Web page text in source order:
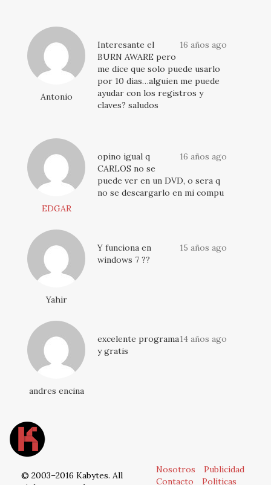
Antonio
16 años ago
Interesante el
BURN AWARE pero
me dice que solo puede usarlo
por 10 dias…alguien me puede
ayudar con los registros y
claves? saludos
EDGAR
16 años ago
opino igual q
CARLOS no se
puede ver en un DVD, o sera q
no se descargarlo en mi compu
Yahir
15 años ago
Y funciona en
windows 7 ??
andres encina
14 años ago
excelente programa
y gratis
© 2003–2016 Kabytes. All
Nosotros
Publicidad
Contacto
Políticas